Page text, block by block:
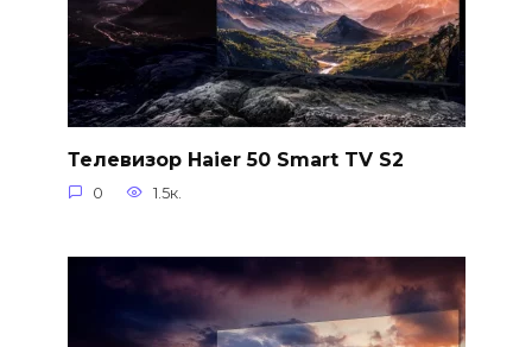
Телевизор Haier 50 Smart TV S2
0 1.5к.